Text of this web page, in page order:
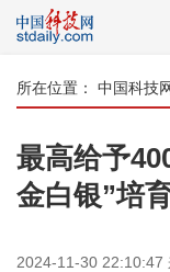
所在位置： 中国科技
最高给予
金白银”培
2024-11-30 22:10:47